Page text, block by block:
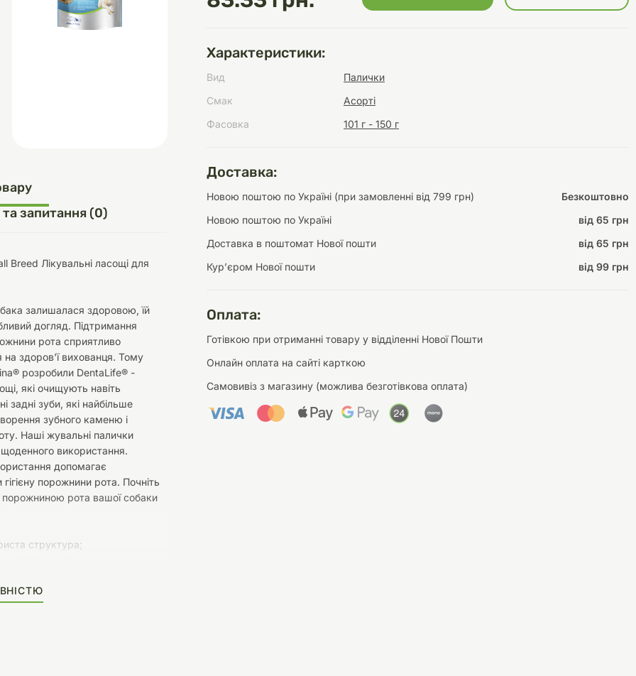
Домашній затишок
Інструменти для
Переноски Автоаксесуари
та аскесуари
Засоби для догляду Домашній затишок
Інструменти для
догляду
Наповнювачі
Засоби для догляду Декорації
Аксесуари
Характеристики:
Вид
Палички
Смак
Асорті
Фасовка
101 г - 150 г
Доставка:
Новою поштою по Україні (при замовленні від 799 грн)
Безкоштовно
Новою поштою по Україні
від 65 грн
Доставка в поштомат Нової пошти
від 65 грн
Курʼєром Нової пошти
від 99 грн
Оплата:
Готівкою при отриманні товару у відділенні Нової Пошти
Онлайн оплата на сайті карткою
Самовивіз з магазину (можлива безготівкова оплата)
та запитання (0)
Breed Лікувальні ласощі для
залишалася здоровою, їй
догляд. Підтримання
рота сприятливо
на здоров'ї вихованця. Тому
розробили DentaLife® -
які очищують навіть
задні зуби, які найбільше
зубного каменю і
Наші жувальні палички
використання.
допомагає
порожнини рота. Почніть
порожниною рота вашої собаки
структура;
утворення зубного нальоту;